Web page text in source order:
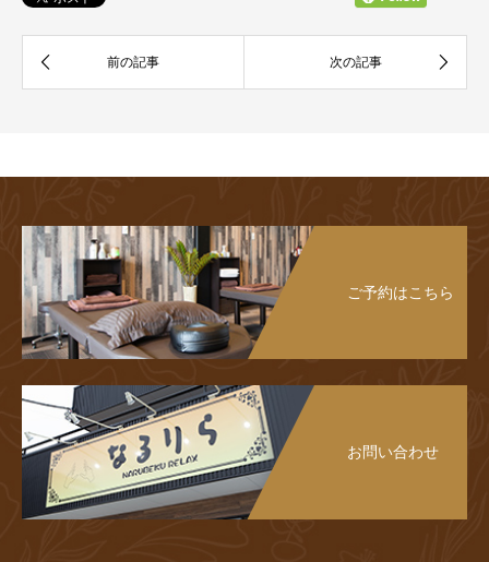
ご予約はこちら
お問い合わせ